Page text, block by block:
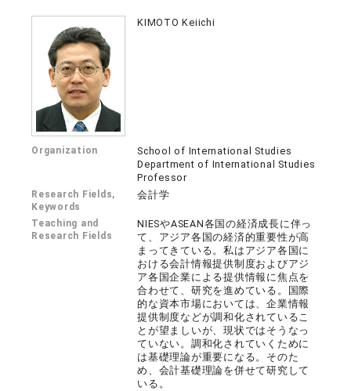
KIMOTO Keiichi
Organization
School of International Studies
Department of International Studies
Professor
Research Fields,
Keywords
会計学
Teaching and
Research Fields
NIESやASEAN各国の経済成長に伴っ
て、アジア各国の経済的重要性が高
まってきている。私はアジア各国に
おける会計情報提供制度およびアジ
ア各国企業による提供情報に焦点を
合わせて、研究を進めている。国際
的な資本市場においては、企業情報
提供制度などが調和化されているこ
とが望ましいが、現状ではそうなっ
ていない。調和化されていくために
は基礎理論が重要になる。そのた
め、会計基礎理論を併せて研究して
いる。